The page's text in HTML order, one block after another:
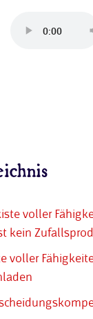
voller
kein
voller